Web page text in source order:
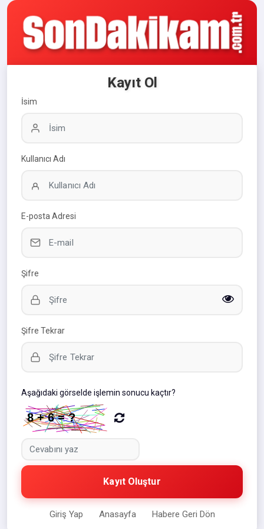
Kayıt Ol
İsim
Kullanıcı Adı
E-posta Adresi
Şifre
Şifre Tekrar
Aşağıdaki görselde işlemin sonucu kaçtır?
Kayıt Oluştur
Giriş Yap Anasayfa Habere Geri Dön